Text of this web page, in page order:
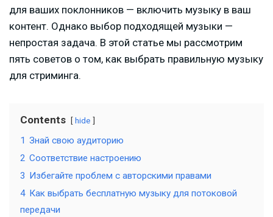
для ваших поклонников — включить музыку в ваш
контент. Однако выбор подходящей музыки —
непростая задача. В этой статье мы рассмотрим
пять советов о том, как выбрать правильную музыку
для стриминга.
Contents hide
1 Знай свою аудиторию
2 Соответствие настроению
3 Избегайте проблем с авторскими правами
4 Как выбрать бесплатную музыку для потоковой
передачи